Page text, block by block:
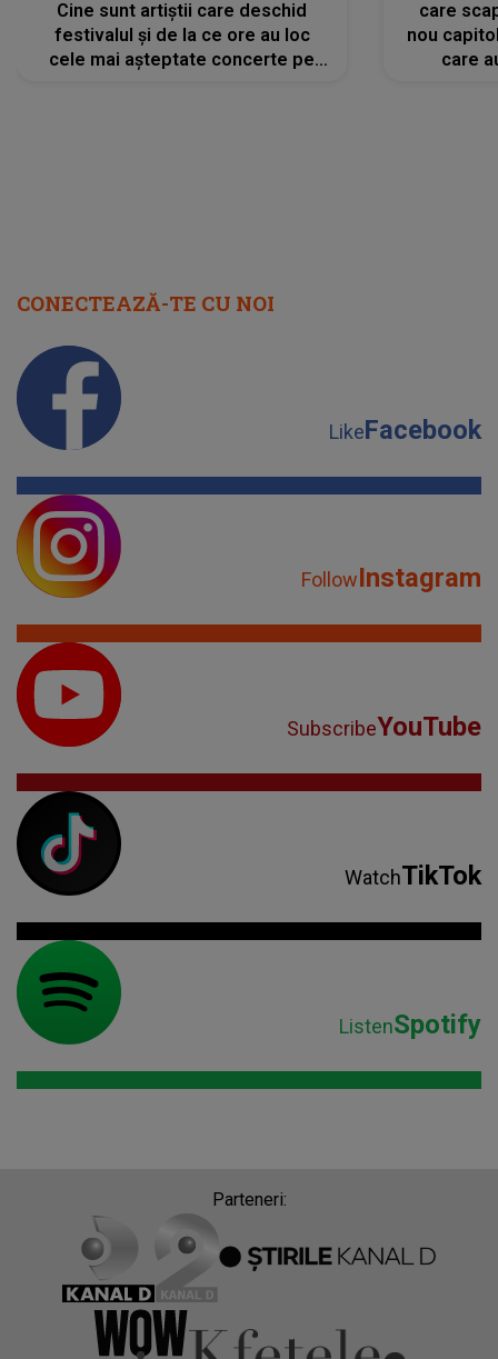
Cine sunt artiștii care deschid
festivalul și de la ce ore au loc
cele mai așteptate concerte pe
care
nou
care
CONECTEAZĂ-TE CU NOI
LikeFacebook
FollowInstagram
SubscribeYouTube
WatchTikTok
ListenSpotify
Parteneri: